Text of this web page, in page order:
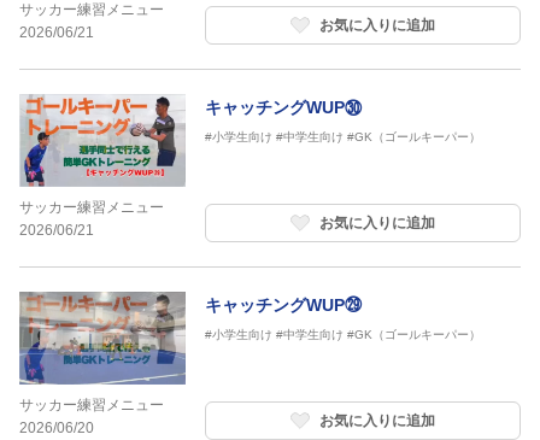
サッカー練習メニュー
2026/06/21
お気に入りに追加
サッカー練習メニュー
2026/06/21
キャッチングWUP㉚
#小学生向け #中学生向け #GK（ゴールキーパー）
お気に入りに追加
サッカー練習メニュー
2026/06/20
キャッチングWUP㉙
#小学生向け #中学生向け #GK（ゴールキーパー）
お気に入りに追加